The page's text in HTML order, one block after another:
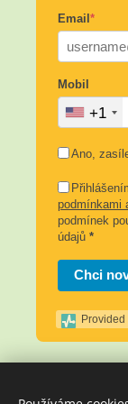
Email *
Mobil
+1
Ano,
podmínkami
podmínek
údajů *
Chci